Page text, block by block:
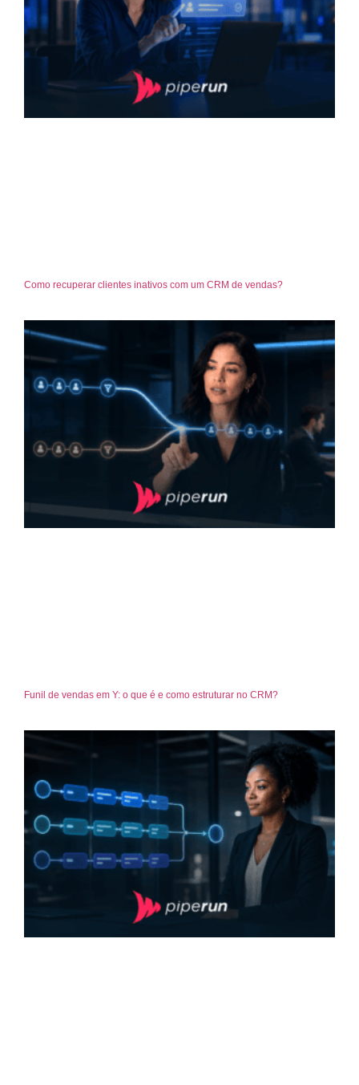
Como recuperar clientes inativos com um CRM de vendas?
Funil de vendas em Y: o que é e como estruturar no CRM?